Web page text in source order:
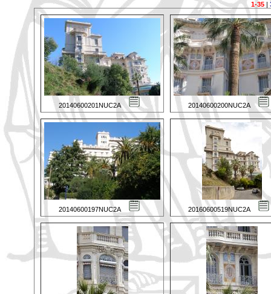
1-35|
20140600201NUC2A 20140600200NUC2A
20140600197NUC2A 20160600519NUC2A